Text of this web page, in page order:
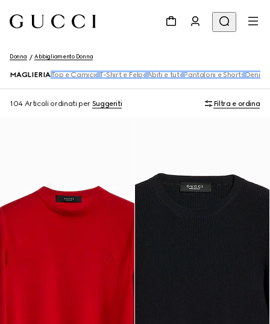
Donna Abbigliamento Donna
MAGLIERIATop e Camicie T-Shirt e Felpe Abiti e tutePantaloni e Shorts Denim
104 Articoli ordinati per Suggeriti Filtra e ordina